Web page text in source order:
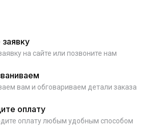
на сайте или позвоните нам
вам и обговариваем детали заказа
оплату
оплату любым удобным способом